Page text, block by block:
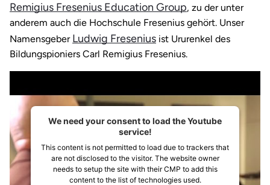
Remigius Fresenius Education Group, zu der unter
anderem auch die Hochschule Fresenius gehört. Unser
Namensgeber Ludwig Fresenius ist Ururenkel des
Bildungspioniers Carl Remigius Fresenius.
We need your consent to load the Youtube
service!
This content is not permitted to load due to trackers that
are not disclosed to the visitor. The website owner
needs to setup the site with their CMP to add this
content to the list of technologies used.